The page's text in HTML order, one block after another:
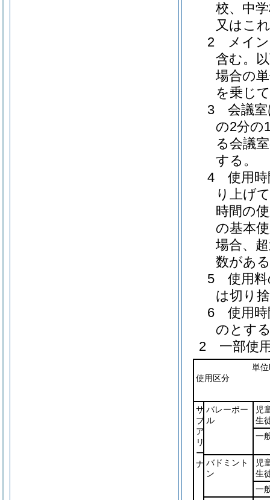
校、中
又はこ
2 メイン
含む。
場合の
を乗じ
3 会議室
の2分の
る会議
する。
4 使用時
り上げ
時間の
の基本
場合、
数があ
5 使用料
は切り
6 使用時
のとす
2 一部使
単
使用区分
サ
ブ
ア
リ
ー
ナ
バレーボー
ル
児
生
一
バドミント
ン
児
生
一